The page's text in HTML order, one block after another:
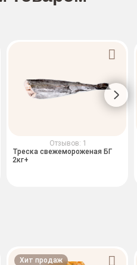
Отзывов: 1
Треска свежемороженая БГ
2кг+
Хит продаж